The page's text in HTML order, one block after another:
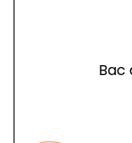
Bac